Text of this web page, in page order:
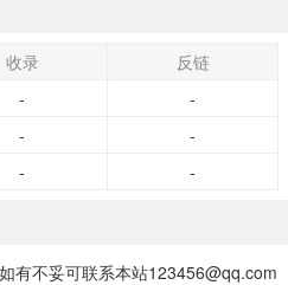
收录
反链
-
-
-
-
- -
不妥可联系本站123456@qq.com